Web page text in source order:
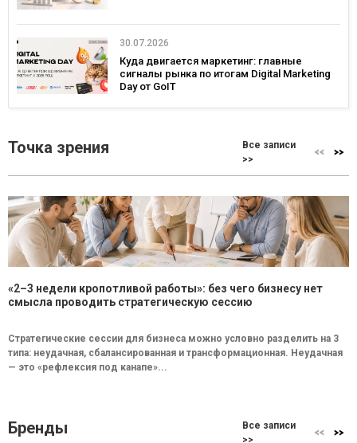
30.07.2026
Куда двигается маркетинг: главные
сигналы рынка по итогам Digital Marketing
Day от GoIT
Точка зрения
Все записи
>>
«2–3 недели кропотливой работы»: без чего бизнесу нет
смысла проводить стратегическую сессию
Стратегические сессии для бизнеса можно условно разделить на 3
типа: неудачная, сбалансированная и трансформационная. Неудачная
— это «рефлексия под канапе»...
Бренды
Все записи
>>